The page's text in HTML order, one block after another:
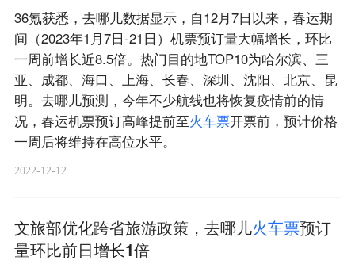
36氪获悉，去哪儿数据显示，自12月7日以来，春运期
间（2023年1月7日-21日）机票预订量大幅增长，环比
一周前增长近8.5倍。热门目的地TOP10为哈尔滨、三
亚、成都、海口、上海、长春、深圳、沈阳、北京、昆
明。去哪儿预测，今年不少航线也将恢复疫情前的情
况，春运机票预订高峰提前至火车票开票前，预计价格
一周后将维持在高位水平。
2022-12-12
文旅部优化跨省旅游政策，去哪儿火车票预订
量环比前日增长1倍